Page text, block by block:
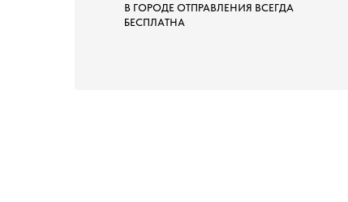
В ГОРОДЕ ОТПРАВЛЕНИЯ ВСЕГДА
БЕСПЛАТНА